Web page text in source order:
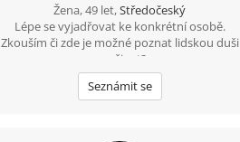
Žena, 49 let,Středočeský
Lépe se vyjadřovat ke konkrétní osobě.
Zkouším či zde je možné poznat lidskou duši
pro život?
Seznámit se